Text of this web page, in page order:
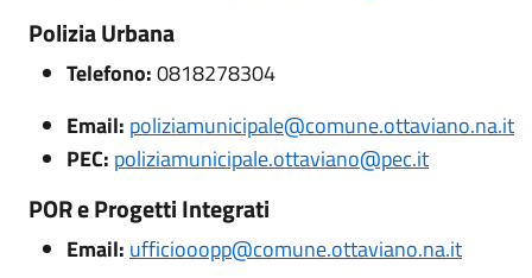
Polizia Urbana
Telefono:0818278304
Email: poliziamunicipale@comune.ottaviano.na.it
PEC: poliziamunicipale.ottaviano@pec.it
POR e Progetti Integrati
Email: ufficiooopp@comune.ottaviano.na.it